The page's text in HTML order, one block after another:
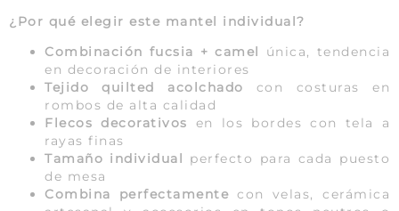
¿Por qué elegir este mantel individual?
Combinación fucsia + camel
única, tendencia
en decoración de interiores
Tejido quilted acolchado con costuras en
rombos de alta calidad
Flecos decorativos en los bordes con tela a
rayas finas
Tamaño individual
perfecto para cada puesto
de mesa
Combina perfectamente con velas, cerámica